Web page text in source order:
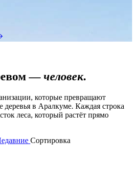
—человек.
которые превращают
в Аралкуме. Каждая строка
леса, который растёт прямо
Сортировка